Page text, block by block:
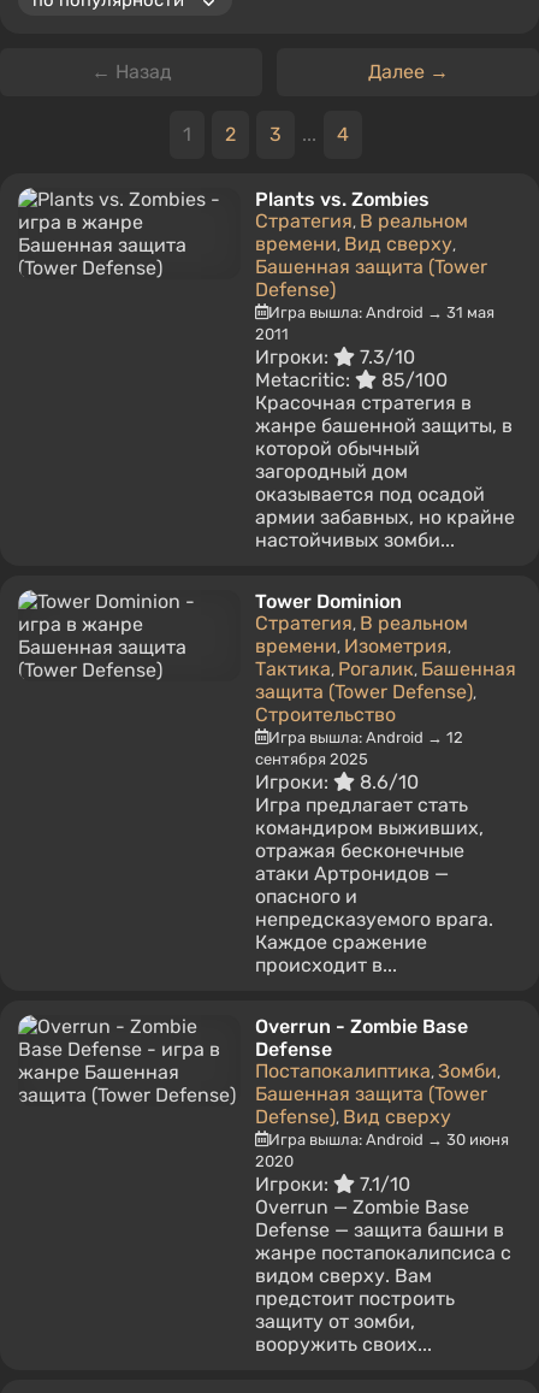
← Назад Далее →
1 2 3 ... 4
Plants vs. Zombies
Стратегия, В реальном
времени, Вид сверху,
Башенная защита (Tower
Defense)
Игра вышла: Android → 31 мая
2011
Игроки:
7.3/10
Metacritic:
85/100
Красочная стратегия в
жанре башенной защиты, в
которой обычный
загородный дом
оказывается под осадой
армии забавных, но крайне
настойчивых зомби...
Tower Dominion
Стратегия, В реальном
времени, Изометрия,
Тактика, Рогалик, Башенная
защита (Tower Defense),
Строительство
Игра вышла: Android → 12
сентября 2025
Игроки:
8.6/10
Игра предлагает стать
командиром выживших,
отражая бесконечные
атаки Артронидов —
опасного и
непредсказуемого врага.
Каждое сражение
происходит в...
Overrun - Zombie Base
Defense
Постапокалиптика, Зомби,
Башенная защита (Tower
Defense), Вид сверху
Игра вышла: Android → 30 июня
2020
Игроки:
7.1/10
Overrun — Zombie Base
Defense — защита башни в
жанре постапокалипсиса с
видом сверху. Вам
предстоит построить
защиту от зомби,
вооружить своих...